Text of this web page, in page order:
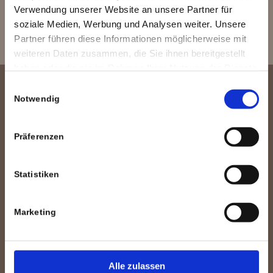
Verwendung unserer Website an unsere Partner für
soziale Medien, Werbung und Analysen weiter. Unsere
Partner führen diese Informationen möglicherweise mit
weiteren Daten zusammen, die Sie ihnen bereitgestellt
Notwendig
Präferenzen
Statistiken
Marketing
Alle zulassen
which offers guidance for all modern browsers
CLAUS KESTEL FRISEURE
96450 Coburg
Di. - Fr. 9.00 bis 18.00 Uhr
Samstag 8.00 bis 14.00 Uhr